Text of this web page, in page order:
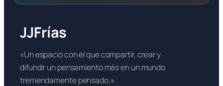
JJFrías
«Un espacio con el que compartir, crear y
difundir un pensamiento más en un mundo
tremendamente pensado.»